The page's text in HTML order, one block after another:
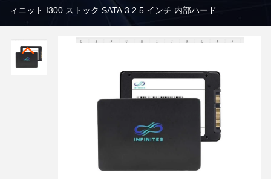
ィニット I300 ストック SATA 3 2.5 インチ 内部ハードド
240GB SSD